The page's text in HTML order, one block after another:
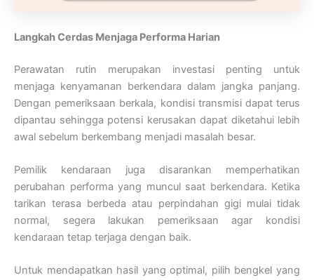
Langkah Cerdas Menjaga Performa Harian
Perawatan rutin merupakan investasi penting untuk
menjaga kenyamanan berkendara dalam jangka panjang.
Dengan pemeriksaan berkala, kondisi transmisi dapat terus
dipantau sehingga potensi kerusakan dapat diketahui lebih
awal sebelum berkembang menjadi masalah besar.
Pemilik kendaraan juga disarankan memperhatikan
perubahan performa yang muncul saat berkendara. Ketika
tarikan terasa berbeda atau perpindahan gigi mulai tidak
normal, segera lakukan pemeriksaan agar kondisi
kendaraan tetap terjaga dengan baik.
Untuk mendapatkan hasil yang optimal, pilih bengkel yang